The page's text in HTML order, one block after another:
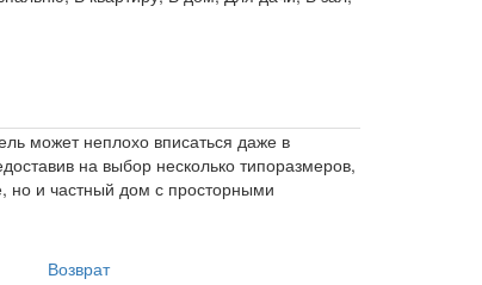
может неплохо вписаться даже в
на выбор несколько типоразмеров,
но и частный дом с просторными
Возврат